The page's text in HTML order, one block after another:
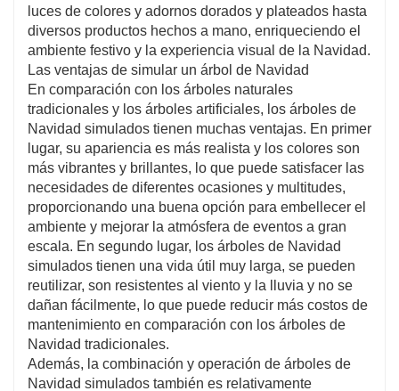
luces de colores y adornos dorados y plateados hasta
diversos productos hechos a mano, enriqueciendo el
ambiente festivo y la experiencia visual de la Navidad.
Las ventajas de simular un árbol de Navidad
En comparación con los árboles naturales
tradicionales y los árboles artificiales, los árboles de
Navidad simulados tienen muchas ventajas. En primer
lugar, su apariencia es más realista y los colores son
más vibrantes y brillantes, lo que puede satisfacer las
necesidades de diferentes ocasiones y multitudes,
proporcionando una buena opción para embellecer el
ambiente y mejorar la atmósfera de eventos a gran
escala. En segundo lugar, los árboles de Navidad
simulados tienen una vida útil muy larga, se pueden
reutilizar, son resistentes al viento y la lluvia y no se
dañan fácilmente, lo que puede reducir más costos de
mantenimiento en comparación con los árboles de
Navidad tradicionales.
Además, la combinación y operación de árboles de
Navidad simulados también es relativamente